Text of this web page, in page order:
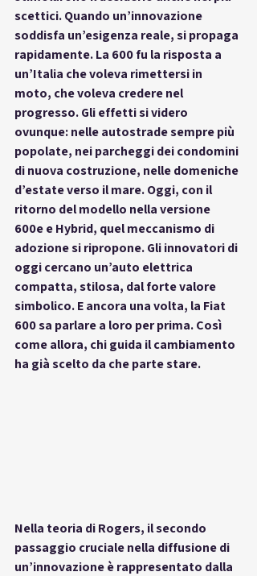
scettici. Quando un’innovazione
soddisfa un’esigenza reale, si propaga
rapidamente. La 600 fu la risposta a
un’Italia che voleva rimettersi in
moto, che voleva credere nel
progresso. Gli effetti si videro
ovunque: nelle autostrade sempre più
popolate, nei parcheggi dei condomini
di nuova costruzione, nelle domeniche
d’estate verso il mare. Oggi, con il
ritorno del modello nella versione
600e e Hybrid, quel meccanismo di
adozione si ripropone. Gli innovatori di
oggi cercano un’auto elettrica
compatta, stilosa, dal forte valore
simbolico. E ancora una volta, la Fiat
600 sa parlare a loro per prima. Così
come allora, chi guida il cambiamento
ha già scelto da che parte stare.
Nella teoria di Rogers, il secondo
passaggio cruciale nella diffusione di
un’innovazione è rappresentato dalla